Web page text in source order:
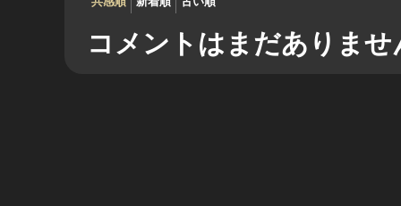
コメントはまだありませ